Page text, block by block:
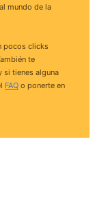
mundo de la
pocos clicks
te
si tienes alguna
FAQ o ponerte en